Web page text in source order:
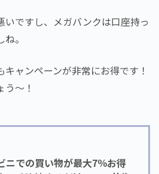
いですし、メガバンクは口座持っ
。
ャンペーンが非常にお得です！
～！
ニでの買い物が最大7％お得